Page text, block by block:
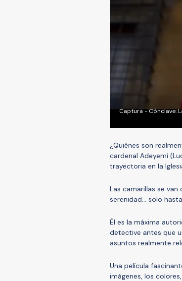
Captura - Cónclave:
¿Quiénes son
cardenal Adeyemi
trayectoria en la
Las camarillas se
serenidad… solo
Él es la máxima
detective antes que
asuntos realmente
Una película
imágenes, los